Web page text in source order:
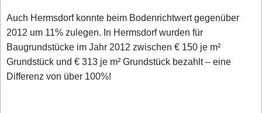
Auch Hermsdorf konnte beim Bodenrichtwert gegenüber
2012 um 11% zulegen. In Hermsdorf wurden für
Baugrundstücke im Jahr 2012 zwischen € 150 je m²
Grundstück und € 313 je m² Grundstück bezahlt – eine
Differenz von über 100%!